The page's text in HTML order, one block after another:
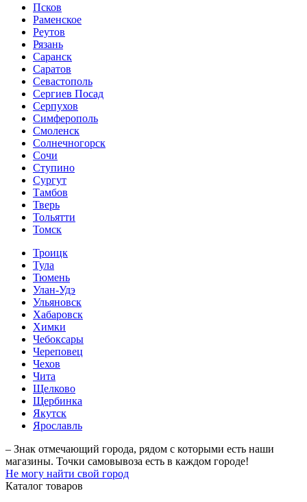
Псков
Раменское
Реутов
Рязань
Саранск
Саратов
Севастополь
Сергиев Посад
Серпухов
Симферополь
Смоленск
Солнечногорск
Сочи
Ступино
Сургут
Тамбов
Тверь
Тольятти
Томск
Троицк
Тула
Тюмень
Улан-Удэ
Ульяновск
Хабаровск
Химки
Чебоксары
Череповец
Чехов
Чита
Щелково
Щербинка
Якутск
Ярославль
– Знак отмечающий города, рядом с которыми есть наши
магазины. Точки самовывоза есть в каждом городе!
Не могу найти свой город
Каталог товаров